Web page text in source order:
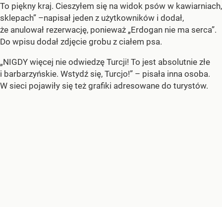
To piękny kraj. Cieszyłem się na widok psów w kawiarniach,
sklepach” –napisał jeden z użytkowników i dodał,
że anulował rezerwację, ponieważ „Erdogan nie ma serca”.
Do wpisu dodał zdjęcie grobu z ciałem psa.
„NIGDY więcej nie odwiedzę Turcji! To jest absolutnie złe
i barbarzyńskie. Wstydź się, Turcjo!” – pisała inna osoba.
W sieci pojawiły się też grafiki adresowane do turystów.